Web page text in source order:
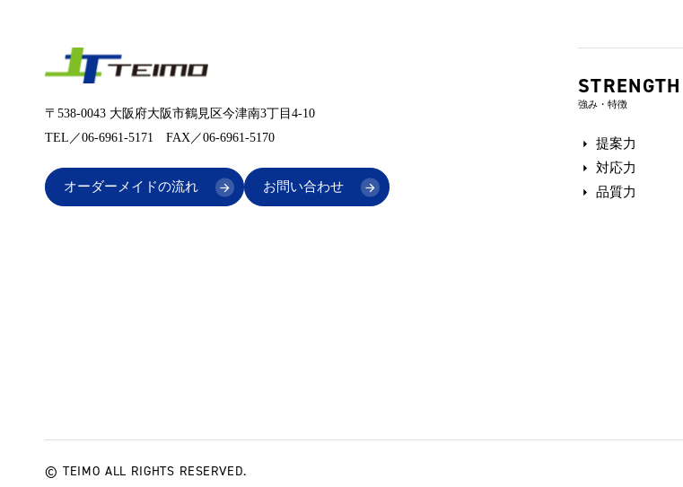
〒538-0043 大阪府大阪市鶴見区今津南3丁目4-10
TEL／06-6961-5171 FAX／06-6961-5170
オーダーメイドの流れ お問い合わせ
STRENGTH
強み・特徴
提案力
対応力
品質力
© TEIMO ALL RIGHTS RESERVED.